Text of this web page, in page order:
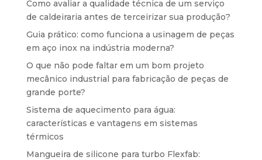
Como avaliar a qualidade técnica de um serviço
de caldeiraria antes de terceirizar sua produção?
Guia prático: como funciona a usinagem de peças
em aço inox na indústria moderna?
O que não pode faltar em um bom projeto
mecânico industrial para fabricação de peças de
grande porte?
Sistema de aquecimento para água:
características e vantagens em sistemas
térmicos
Mangueira de silicone para turbo Flexfab: